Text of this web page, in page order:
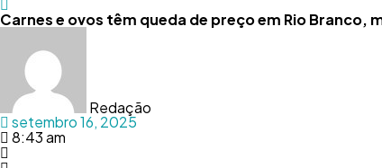
Carnes e ovos têm queda de preço em Rio Branco,
Redação
setembro 16, 2025
8:43 am